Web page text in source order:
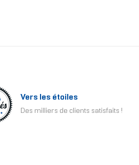
Vers les étoiles
Des milliers de clients satisfaits !